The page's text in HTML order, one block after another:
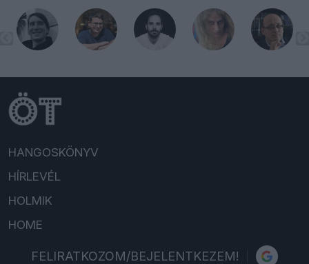
HANGOSKÖNYV
HÍRLEVÉL
HOLMIK
HOME
FELIRATKOZOM/BEJELENTKEZEM!